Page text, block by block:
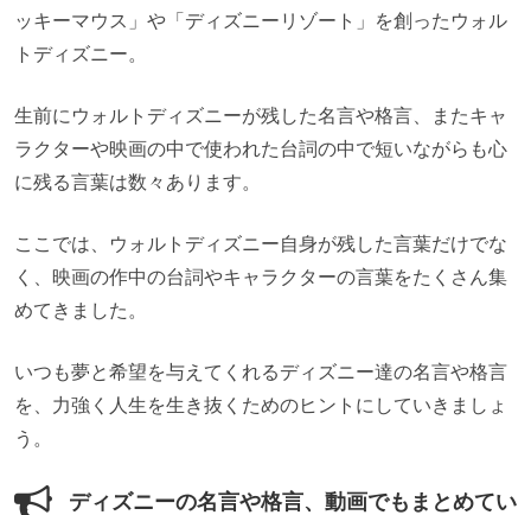
ッキーマウス」や「ディズニーリゾート」を創ったウォル
トディズニー。
生前にウォルトディズニーが残した名言や格言、またキャ
ラクターや映画の中で使われた台詞の中で短いながらも心
に残る言葉は数々あります。
ここでは、ウォルトディズニー自身が残した言葉だけでな
く、映画の作中の台詞やキャラクターの言葉をたくさん集
めてきました。
いつも夢と希望を与えてくれるディズニー達の名言や格言
を、力強く人生を生き抜くためのヒントにしていきましょ
う。
ディズニーの名言や格言、動画でもまとめてい